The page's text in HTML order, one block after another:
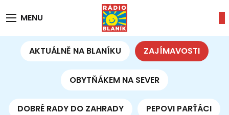
MENU
AKTUÁLNĚ NA BLANÍKU ZAJÍMAVOSTI
OBYTŇÁKEM NA SEVER
DOBRÉ RADY DO ZAHRADY PEPOVI PARŤÁCI